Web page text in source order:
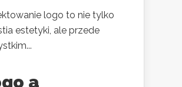
logo to nie tylko
estetyki, ale przede
a